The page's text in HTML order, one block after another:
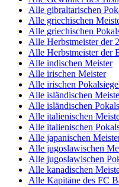
Alle gibraltarischen
Alle griechischen
Alle griechischen
Alle Herbstmeister der
Alle Herbstmeister der
Alle indischen Meister
Alle irischen Meister
Alle irischen
Alle isländischen
Alle isländischen
Alle italienischen
Alle italienischen
Alle japanischen
Alle jugoslawischen
Alle jugoslawischen
Alle kanadischen
Alle Kapitäne des FC